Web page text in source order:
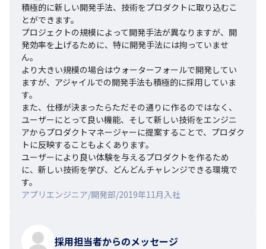
積極的に新しい開発手法、技術をプロダクトに取り込むこ
とができます。
プロジェクトの規模によって開発手法が異なりますが、開
発効率を上げるために、特に開発手法には拘っていませ
ん。
より大きい規模の場合はウォーターフォールで開発してい
ますが、アジャイルでの開発手法も積極的に採用していま
す。
また、仕様が決まったらただその通りに作るのではなく、
ユーザーにとって良い機能、そして新しい技術をエンジニ
アからプロダクトマネージャーに提案することで、プロダク
トに反映することもよくあります。
ユーザーにより良い体験を与えるプロダクトを作るため
に、新しい技術を学び、どんどんチャレンジできる環境で
す。
アプリエンジニア/開発部/2019年11月入社
採用担当者からのメッセージ